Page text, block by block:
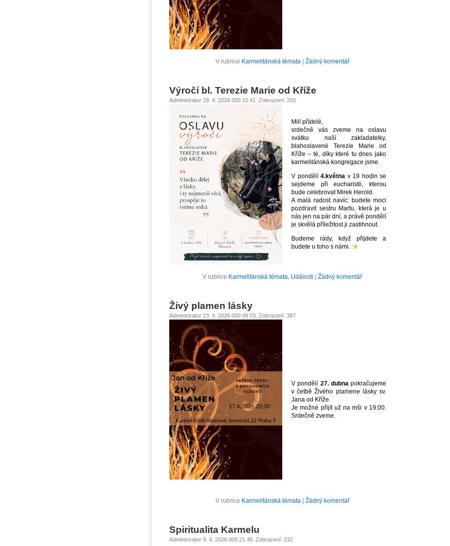
V rubrice Karmelitánská témata| Žádný komentář
Výročí bl. Terezie Marie od Kříže
Administrator 28. 4. 2026 000 15.41. Zobrazení: 293
Milí přátelé,
srdečně vás zveme na oslavu
svátku naší zakladatelky,
blahoslavené Terezie Marie od
Kříže – té, díky které tu dnes jako
karmelitánská kongregace jsme.
V pondělí 4.května v 19 hodin se
sejdeme při eucharistii, kterou
bude celebrovat Mirek Herold.
A malá radost navíc: budete moci
pozdravit sestru Martu, která je u
nás jen na pár dní, a právě pondělí
je skvělá příležitost ji zastihnout.
Budeme rády, když přijdete a
budete u toho s námi.
V rubrice Karmelitánská témata Události | Žádný komentář
Živý plamen lásky
Administrator 23. 4. 2026 000 09.03. Zobrazení: 387
V pondělí 27. dubna pokračujeme
v četbě Živého plamene lásky sv.
Jana od Kříže.
Je možné přijít už na mši v 19:00.
Srdečně zveme.
V rubrice Karmelitánská témata| Žádný komentář
Spiritualita Karmelu
Administrator 9. 4. 2026 000 21.45. Zobrazení: 232